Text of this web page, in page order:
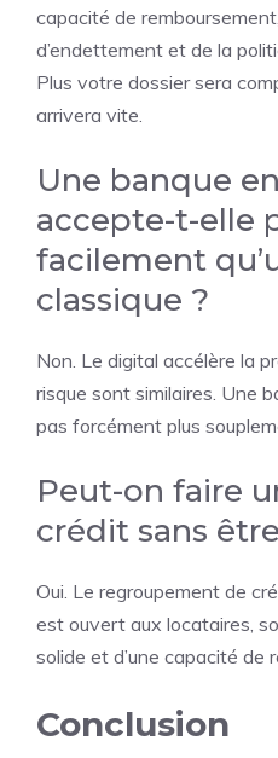
capacité de
d’endettement et de la
Plus votre dossier sera
arrivera vite.
Une banque
accepte-t-elle
facilement
classique ?
Non. Le digital accélère la
risque sont similaires. Une
pas forcément plus
Peut-on faire
crédit sans
Oui. Le regroupement de
est ouvert aux locataires,
solide et d’une capacité de
Conclusion